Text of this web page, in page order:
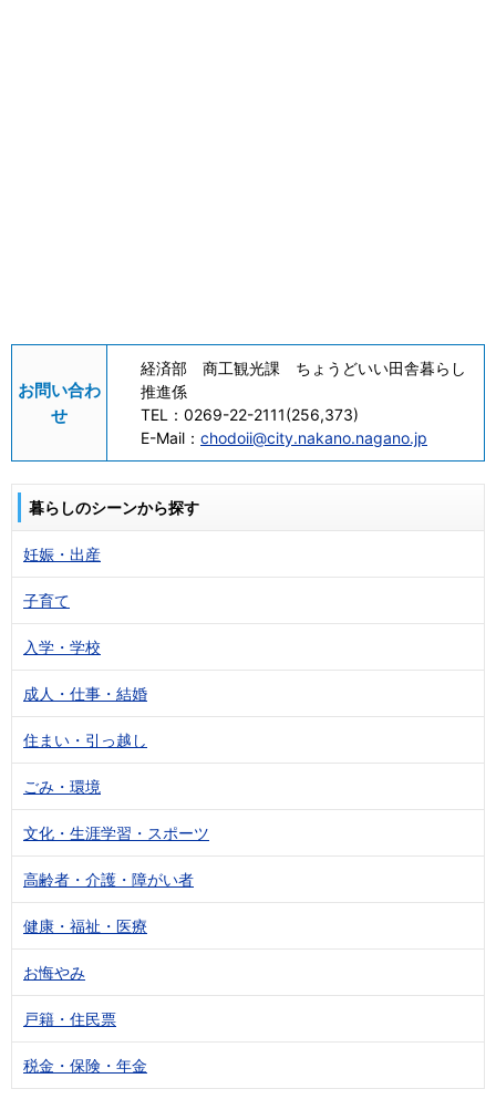
お問い合わ
せ
経済部 商工観光課 ちょうどいい田舎暮らし
推進係
TEL： 0269-22-2111(256,373)
E-Mail： chodoii@city.nakano.nagano.jp
暮らしのシーンから探す
妊娠・出産
子育て
入学・学校
成人・仕事・結婚
住まい・引っ越し
ごみ・環境
文化・生涯学習・スポーツ
高齢者・介護・障がい者
健康・福祉・医療
お悔やみ
戸籍・住民票
税金・保険・年金